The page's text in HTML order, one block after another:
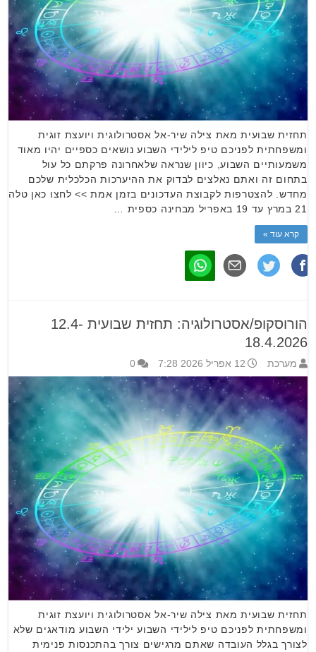
תחזית שבועית מאת צילה שיר-אל אסטרולוגית ויועצת זוגית
ומשפחתית לפניכם טיפ לילידי השבוע נושאים כספיים יהיו מאוד
משמעותיים השבוע, כיוון שנראה שלאחרונה פרקתם כל עול
בתחום זה ואתם נאלצים לבדוק את ההיערכות הכלכלית שלכם
מחדש. להצטרפות לקבוצת העדכונים בזמן אמת >> לחצו כאן טלה
21 במרץ עד 19 באפריל מבחינה כספית …
קרא עוד »
הורוסקופ/אסטרולוגיה: תחזית שבועית 12.4-
18.4.2026
מערכת 12 אפריל 2026 7:28 0
תחזית שבועית מאת צילה שיר-אל אסטרולוגית ויועצת זוגית
ומשפחתית לפניכם טיפ לילידי השבוע ילידי השבוע מודאגים שלא
לצורך בגלל העובדה שאתם מרגישים צורך בהתכנסות פנימית